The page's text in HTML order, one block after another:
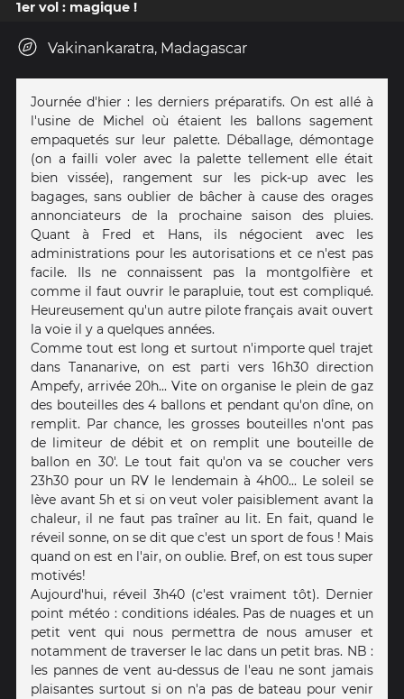
1er vol : magique !
Vakinankaratra, Madagascar
Journée d'hier : les derniers préparatifs. On est allé à
l'usine de Michel où étaient les ballons sagement
empaquetés sur leur palette. Déballage, démontage
(on a failli voler avec la palette tellement elle était
bien vissée), rangement sur les pick-up avec les
bagages, sans oublier de bâcher à cause des orages
annonciateurs de la prochaine saison des pluies.
Quant à Fred et Hans, ils négocient avec les
administrations pour les autorisations et ce n'est pas
facile. Ils ne connaissent pas la montgolfière et
comme il faut ouvrir le parapluie, tout est compliqué.
Heureusement qu'un autre pilote français avait ouvert
la voie il y a quelques années.
Comme tout est long et surtout n'importe quel trajet
dans Tananarive, on est parti vers 16h30 direction
Ampefy, arrivée 20h... Vite on organise le plein de gaz
des bouteilles des 4 ballons et pendant qu'on dîne, on
remplit. Par chance, les grosses bouteilles n'ont pas
de limiteur de débit et on remplit une bouteille de
ballon en 30'. Le tout fait qu'on va se coucher vers
23h30 pour un RV le lendemain à 4h00... Le soleil se
lève avant 5h et si on veut voler paisiblement avant la
chaleur, il ne faut pas traîner au lit. En fait, quand le
réveil sonne, on se dit que c'est un sport de fous ! Mais
quand on est en l'air, on oublie. Bref, on est tous super
motivés!
Aujourd'hui, réveil 3h40 (c'est vraiment tôt). Dernier
point météo : conditions idéales. Pas de nuages et un
petit vent qui nous permettra de nous amuser et
notamment de traverser le lac dans un petit bras. NB :
les pannes de vent au-dessus de l'eau ne sont jamais
plaisantes surtout si on n'a pas de bateau pour venir